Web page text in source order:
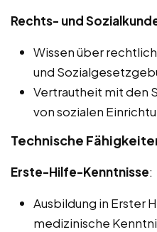
Rechts- und
Wissen über
und
Vertrautheit mit den
von sozialen
Technische
Erste-Hilfe-Kenntnisse:
Ausbildung in Erster
medizinische